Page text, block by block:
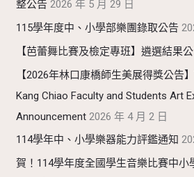
整公告 2026 年 5 月 29 日
115學年度中、小學部樂團錄取公告
【芭蕾舞比賽及檢定專班】遴選結果
【2026年林口康橋師生美展得獎公告
Kang Chiao Faculty and Students Art
Announcement 2026 年 4 月 2 日
114學年中、小學樂器能力評鑑通知
賀！114學年度全國學生音樂比賽中小